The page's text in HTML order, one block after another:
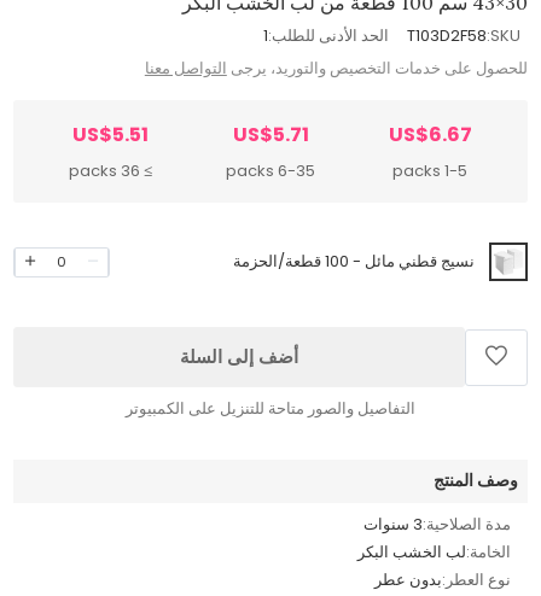
SKU:
T103D2F58 الحد الأدنى للطلب:1
للحصول على خدمات التخصيص والتوريد، يرجى التواصل معنا
US$6.67
1-5 packs
US$5.71
6-35 packs
US$5.51
≥ 36 packs
نسيج قطني مائل - 100 قطعة/الحزمة 0
أضف إلى السلة
التفاصيل والصور متاحة للتنزيل على الكمبيوتر
وصف المنتج
مدة الصلاحية:3 سنوات
الخامة:لب الخشب البكر
نوع العطر:بدون عطر